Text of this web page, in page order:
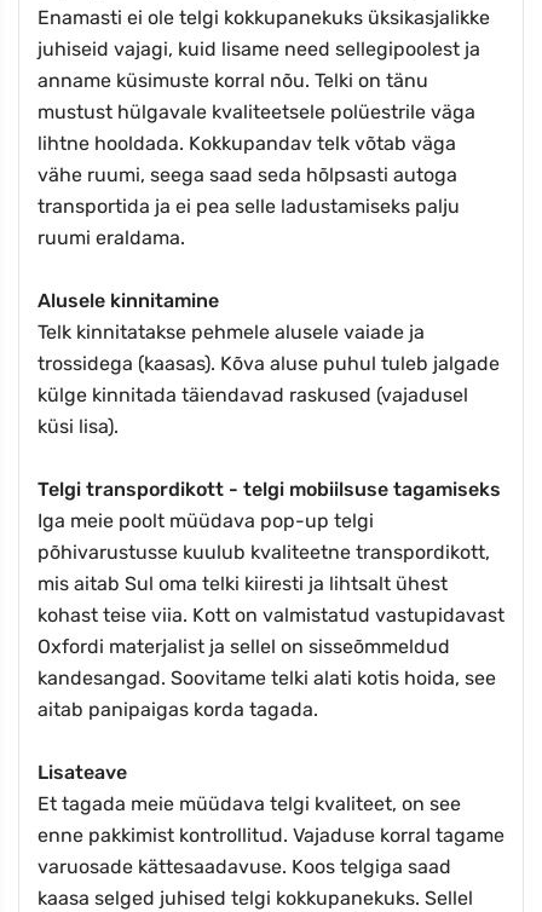
Enamasti ei ole telgi kokkupanekuks üksikasjalikke
juhiseid vajagi, kuid lisame need sellegipoolest ja
anname küsimuste korral nõu. Telki on tänu
mustust hülgavale kvaliteetsele polüestrile väga
lihtne hooldada. Kokkupandav telk võtab väga
vähe ruumi, seega saad seda hõlpsasti autoga
transportida ja ei pea selle ladustamiseks palju
ruumi eraldama.
Alusele kinnitamine
Telk kinnitatakse pehmele alusele vaiade ja
trossidega (kaasas). Kõva aluse puhul tuleb jalgade
külge kinnitada täiendavad raskused (vajadusel
küsi lisa).
Telgi transpordikott - telgi mobiilsuse tagamiseks
Iga meie poolt müüdava pop-up telgi
põhivarustusse kuulub kvaliteetne transpordikott,
mis aitab Sul oma telki kiiresti ja lihtsalt ühest
kohast teise viia. Kott on valmistatud vastupidavast
Oxfordi materjalist ja sellel on sisseõmmeldud
kandesangad. Soovitame telki alati kotis hoida, see
aitab panipaigas korda tagada.
Lisateave
Et tagada meie müüdava telgi kvaliteet, on see
enne pakkimist kontrollitud. Vajaduse korral tagame
varuosade kättesaadavuse. Koos telgiga saad
kaasa selged juhised telgi kokkupanekuks. Sellel